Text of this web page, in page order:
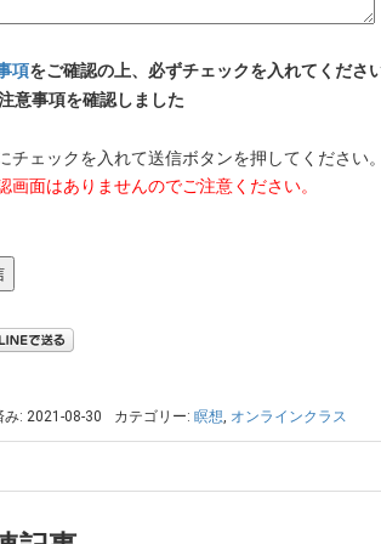
項をご確認の上、必ずチェックを入れてくださ
意事項を確認しました
チェックを入れて送信ボタンを押してください
画面はありませんのでご注意ください。
み: 2021-08-30 カテゴリー: 瞑想 オンラインクラス